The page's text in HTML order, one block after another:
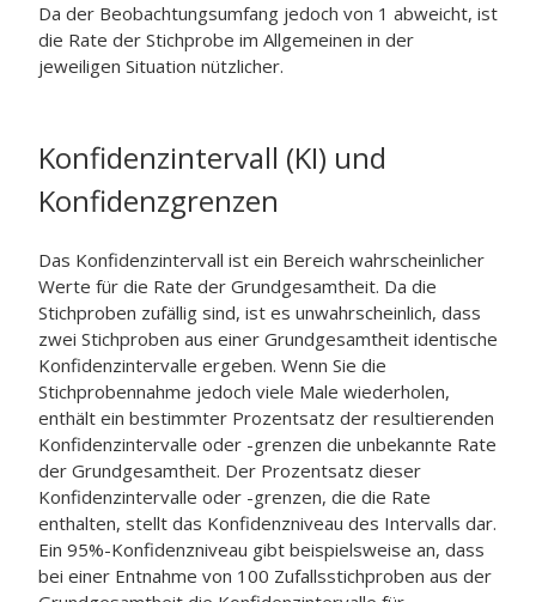
Da der Beobachtungsumfang jedoch von 1 abweicht, ist
die Rate der Stichprobe im Allgemeinen in der
jeweiligen Situation nützlicher.
Konfidenzintervall (KI) und
Konfidenzgrenzen
Das Konfidenzintervall ist ein Bereich wahrscheinlicher
Werte für die Rate der Grundgesamtheit. Da die
Stichproben zufällig sind, ist es unwahrscheinlich, dass
zwei Stichproben aus einer Grundgesamtheit identische
Konfidenzintervalle ergeben. Wenn Sie die
Stichprobennahme jedoch viele Male wiederholen,
enthält ein bestimmter Prozentsatz der resultierenden
Konfidenzintervalle oder -grenzen die unbekannte Rate
der Grundgesamtheit. Der Prozentsatz dieser
Konfidenzintervalle oder -grenzen, die die Rate
enthalten, stellt das Konfidenzniveau des Intervalls dar.
Ein 95%-Konfidenzniveau gibt beispielsweise an, dass
bei einer Entnahme von 100 Zufallsstichproben aus der